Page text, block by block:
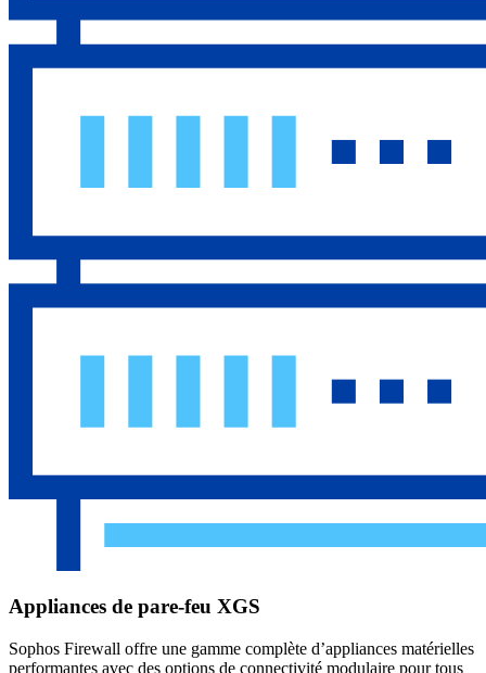
Appliances de pare-feu XGS
Sophos Firewall offre une gamme complète d’appliances matérielles
performantes avec des options de connectivité modulaire pour tous